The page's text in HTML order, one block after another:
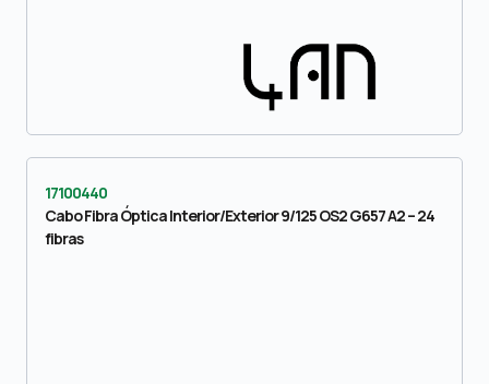
17100440
Cabo Fibra Óptica Interior/Exterior 9/125 OS2 G657 A2 – 24
fibras